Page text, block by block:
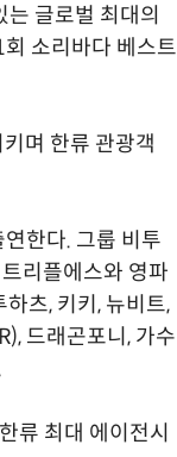
글로벌 최대의
소리바다 베스트
며 한류 관광객
한다. 그룹 비투
리플에스와 영파
츠, 키키, 뉴비트,
드래곤포니, 가수
류 최대 에이전시